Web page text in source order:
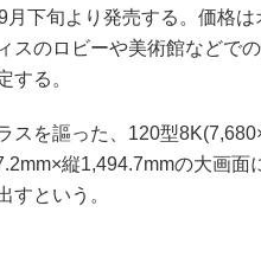
月下旬より発売する。価格
スのロビーや美術館などで
する。
スを謳った、120型
縦1,494.7mmの大画
すという。